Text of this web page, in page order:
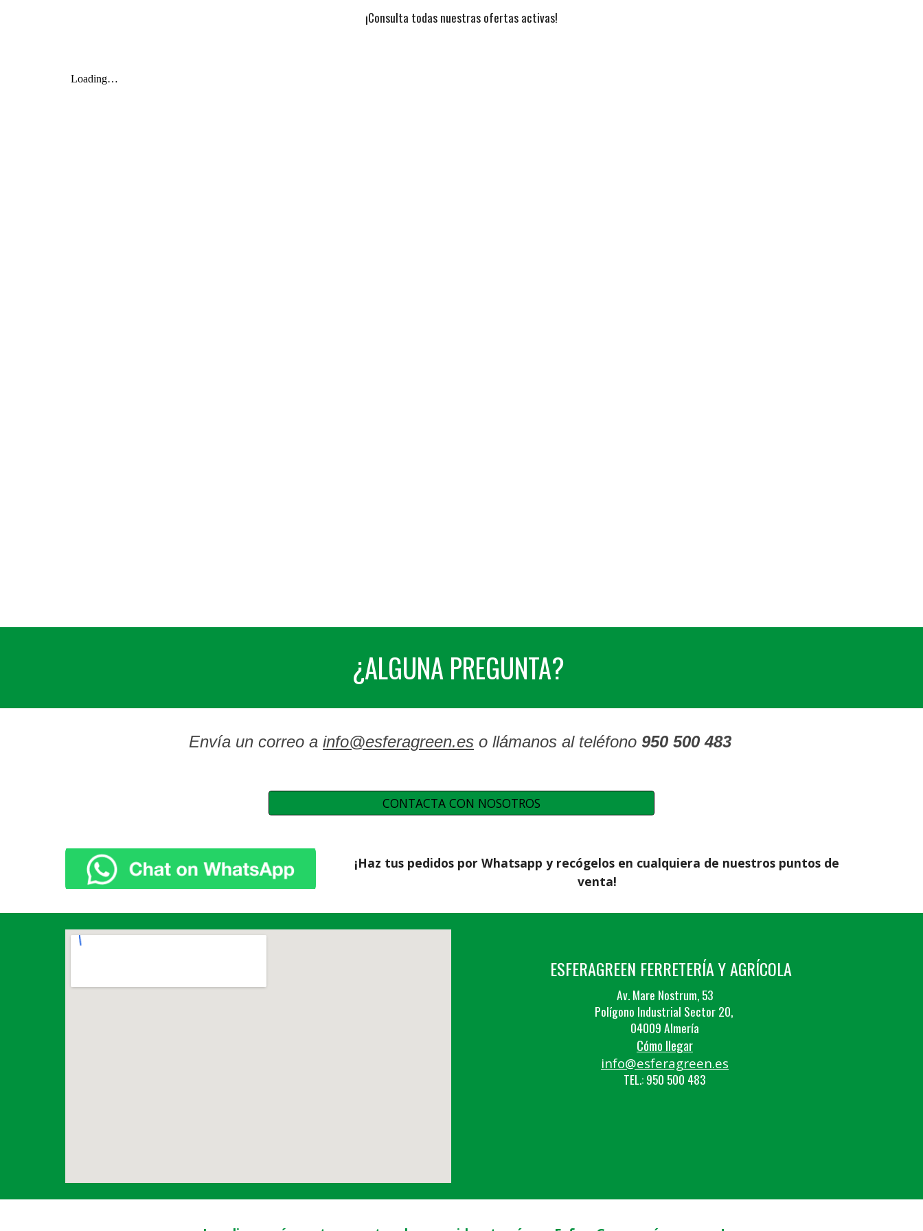
¡Consulta todas nuestras ofertas activas!
¿ALGUNA PREGUNTA?
Envía un correo a info@esferagreen.eso llámanos al teléfono 950 500 483
CONTACTA CON NOSOTROS
¡Haz tus pedidos por Whatsapp y recógelos en cualquiera de nuestros puntos de
venta!
ESFERAGREEN FERRETERÍA Y AGRÍCOLA
Av. Mare Nostrum, 53
Polígono Industrial Sector 20,
04009 Almería
Cómo llegar
info@esferagreen.es
TEL.: 950 500 483